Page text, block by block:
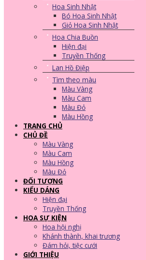
Hoa Sinh Nhật
Bó Hoa Sinh Nhật
Giỏ Hoa Sinh Nhật
Hoa Chia Buồn
Hiện đại
Truyền Thống
Lan Hồ Điệp
Tìm theo màu
Màu Vàng
Màu Cam
Màu Đỏ
Màu Hồng
TRANG CHỦ
CHỦ ĐỀ
Màu Vàng
Màu Cam
Màu Hồng
Màu Đỏ
ĐỐI TƯỢNG
KIỂU DÁNG
Hiện đại
Truyền Thống
HOA SỰ KIỆN
Hoa hội nghị
Khánh thành, khai trương
Đám hỏi, tiệc cưới
GIỚI THIỆU